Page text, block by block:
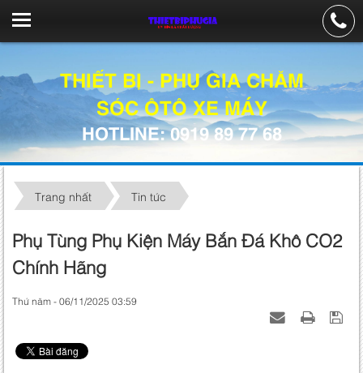
THIẾT BỊ - PHỤ GIA CHĂM
SÓC ÔTÔ XE MÁY
HOTLINE: 0919 89 77 68
Trang nhất Tin tức
Phụ Tùng Phụ Kiện Máy Bắn Đá Khô CO2
Chính Hãng
Thứ năm - 06/11/2025 03:59